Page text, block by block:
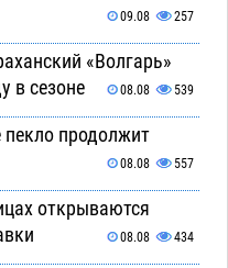
09.08 257
«Волгарь»
в сезоне
08.08 539
продолжит
08.08 557
открываются
08.08 434